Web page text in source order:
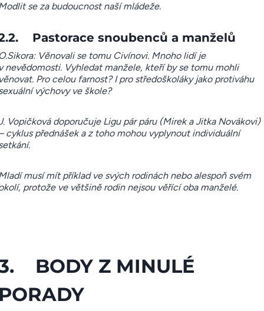
se za budoucnost naší mládeže.
Pastorace snoubenců a manželů
Věnovali se tomu Civínovi. Mnoho lidí je
nevědomosti. Vyhledat manžele, kteří by se tomu mohli
Pro celou farnost? I pro středoškoláky jako protiváhu
výchovy ve škole?
Vopičková doporučuje Ligu pár páru (Mirek a Jitka Novákovi)
cyklus přednášek a z toho mohou vyplynout individuální
musí mít příklad ve svých rodinách nebo alespoň svém
protože ve většině rodin nejsou věřící oba manželé.
BODY Z MINULÉ